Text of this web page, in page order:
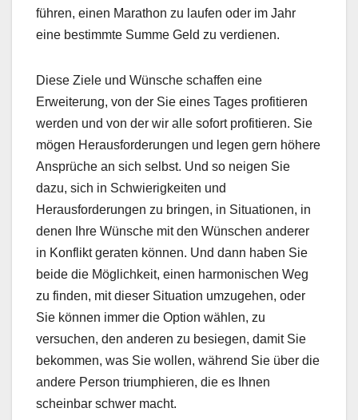
führen, einen Marathon zu laufen oder im Jahr
eine bestimmte Summe Geld zu verdienen.
Diese Ziele und Wünsche schaffen eine
Erweiterung, von der Sie eines Tages profitieren
werden und von der wir alle sofort profitieren. Sie
mögen Herausforderungen und legen gern höhere
Ansprüche an sich selbst. Und so neigen Sie
dazu, sich in Schwierigkeiten und
Herausforderungen zu bringen, in Situationen, in
denen Ihre Wünsche mit den Wünschen anderer
in Konflikt geraten können. Und dann haben Sie
beide die Möglichkeit, einen harmonischen Weg
zu finden, mit dieser Situation umzugehen, oder
Sie können immer die Option wählen, zu
versuchen, den anderen zu besiegen, damit Sie
bekommen, was Sie wollen, während Sie über die
andere Person triumphieren, die es Ihnen
scheinbar schwer macht.